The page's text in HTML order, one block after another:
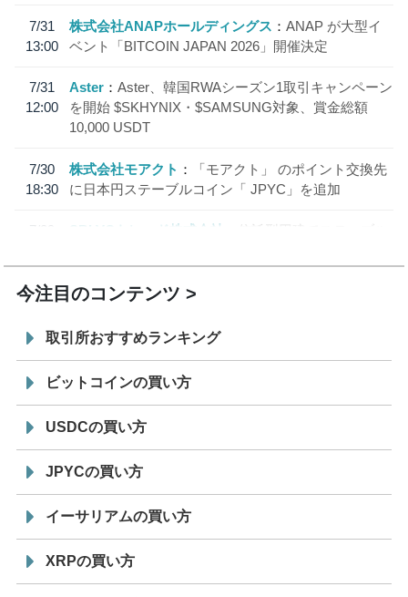
7/31
13:00
株式会社ANAPホールディングス
ANAP が大型イ
ベント「BITCOIN JAPAN 2026」開催決定
7/31
12:00
Aster
Aster、韓国RWAシーズン1取引キャンペーン
を開始 $SKHYNIX・$SAMSUNG対象、賞金総額
10,000 USDT
7/30
18:30
株式会社モアクト
「モアクト」 のポイント交換先
に日本円ステーブルコイン「 JPYC」を追加
7/29
SBI VCトレード株式会社
信託型円建てステーブル
今注目のコンテンツ
取引所おすすめランキング
ビットコインの買い方
USDCの買い方
JPYCの買い方
イーサリアムの買い方
XRPの買い方